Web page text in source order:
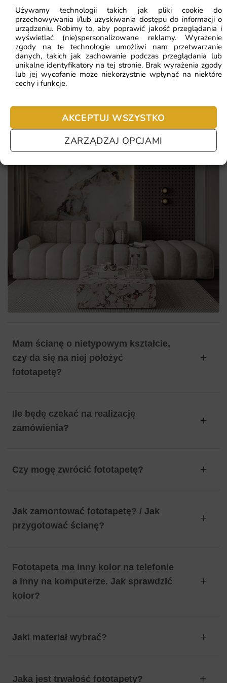
Używamy technologii takich jak pliki cookie do
przechowywania i/lub uzyskiwania dostępu do informacji o
urządzeniu. Robimy to, aby poprawić jakość przeglądania i
wyświetlać (nie)spersonalizowane reklamy. Wyrażenie
zgody na te technologie umożliwi nam przetwarzanie
danych, takich jak zachowanie podczas przeglądania lub
unikalne identyfikatory na tej stronie. Brak wyrażenia zgody
lub jej wycofanie może niekorzystnie wpłynąć na niektóre
cechy i funkcje.
AKCEPTUJ WSZYSTKO
ZARZĄDZAJ OPCJAMI
Łatwy montaż, który można wykonać samodzielnie.
Najczęściej zadawane pytania
Pomagamy i doradzamy przy każdym zakupie. Ale jeżeli
nie chcesz czekać – sprawdź najczęściej zadawane pytania.
Mam ścianę o nietypowym kształcie,
czy da się na niej położyć
fototapetę?
Ile będę czekać na realizację
zamówienia?
Czy mogę zwrócić fototapetę?
Jak zamontować fototapetę? / Jak
przygotować ścianę?
Fototapeta ma inny kolor na telefonie
a inny na komputerze. Jak sprawdzić
kolor?
Jaki materiał wybrać?
Jaka jest trwałość fototapety?